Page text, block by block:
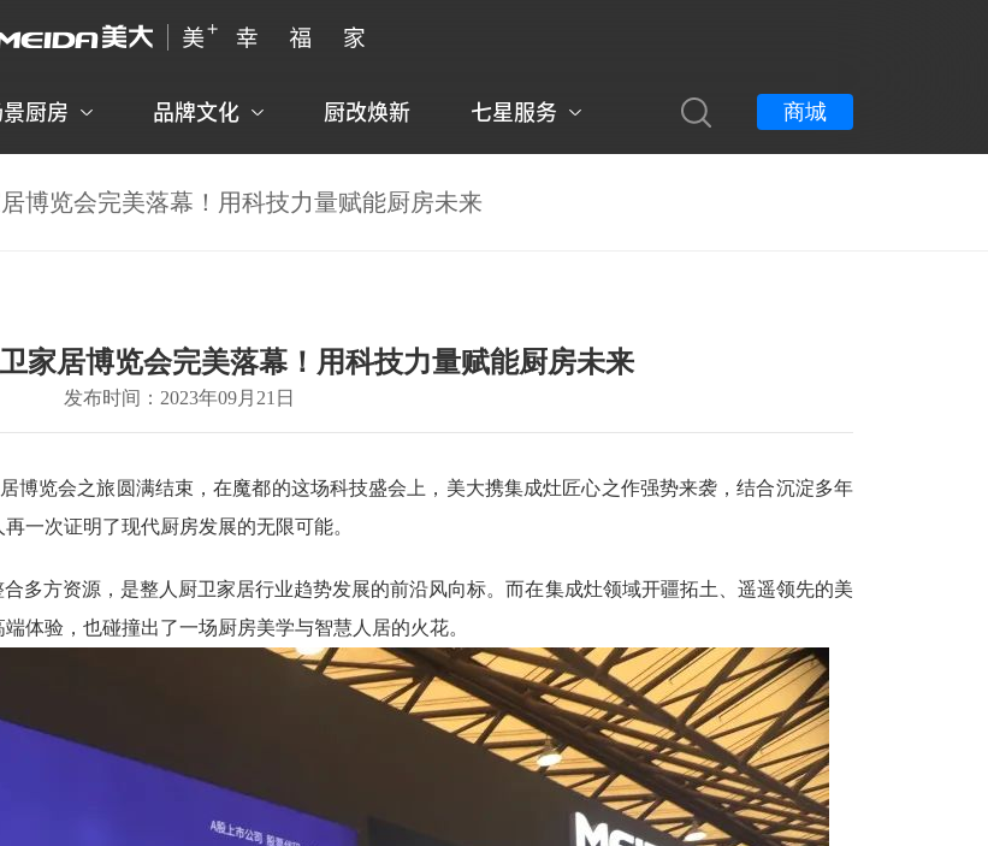
厨房 品牌文化 厨改焕新 七星服务 商城
博览会完美落幕！用科技力量赋能厨房未来
家居博览会完美落幕！用科技力量赋能厨房未来
发布时间：2023年09月21日
博览会之旅圆满结束，在魔都的这场科技盛会上，美大携集成灶匠心之作强势来袭，结合沉淀多年
一次证明了现代厨房发展的无限可能。
多方资源，是整人厨卫家居行业趋势发展的前沿风向标。而在集成灶领域开疆拓土、遥遥领先的美
体验，也碰撞出了一场厨房美学与智慧人居的火花。